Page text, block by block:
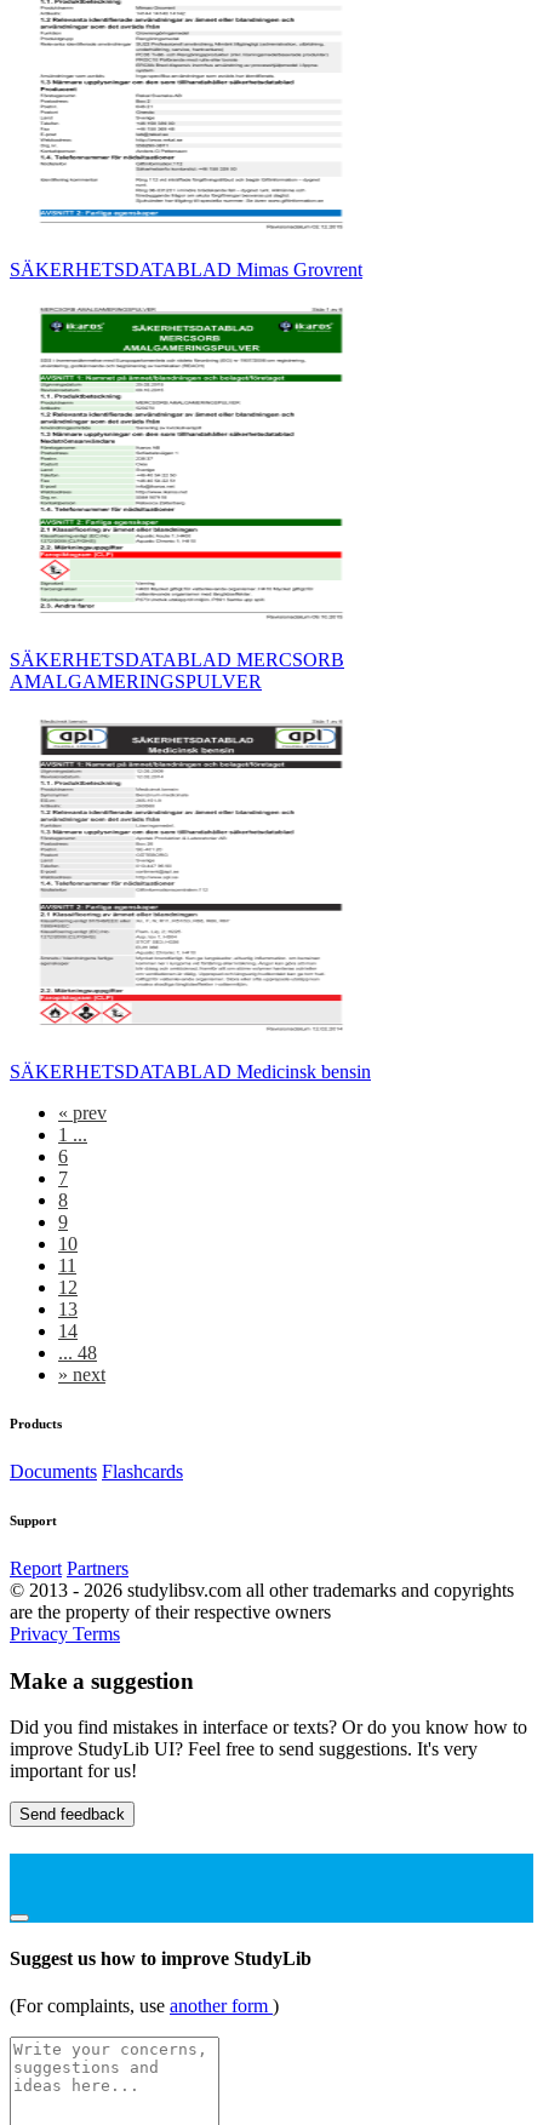
SÄKERHETSDATABLAD Mimas Grovrent
SÄKERHETSDATABLAD MERCSORB
AMALGAMERINGSPULVER
SÄKERHETSDATABLAD Medicinsk bensin
« prev
1 ...
6
7
8
9
10
11
12
13
14
... 48
» next
Products
Documents Flashcards
Support
Report Partners
© 2013 - 2026 studylibsv.com all other trademarks and copyrights
are the property of their respective owners
Privacy Terms
Make a suggestion
Did you find mistakes in interface or texts? Or do you know how to
improve StudyLib UI? Feel free to send suggestions. It's very
important for us!
Send feedback
Suggest us how to improve StudyLib
(For complaints, use another form )